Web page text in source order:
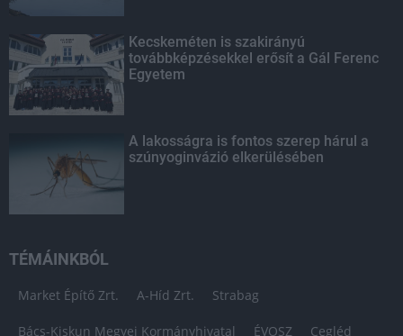
Kecskeméten is szakirányú
továbbképzésekkel erősít a Gál Ferenc
Egyetem
A lakosságra is fontos szerep hárul a
szúnyoginvázió elkerülésében
TÉMÁINKBÓL
Market Építő Zrt. A-Híd Zrt. Strabag
Bács-Kiskun Megyei Kormányhivatal ÉVOSZ Cegléd